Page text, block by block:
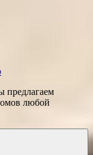
предлагаем
любой